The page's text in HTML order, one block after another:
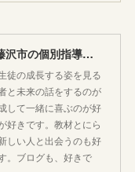
「第二の家」ブログ｜藤沢市の個別指導塾のお話
徒の成長する姿を見る
と未来の話をするのが
して一緒に喜ぶのが好
好きです。教材とにら
しい人と出会うのも好
。ブログも、好きで